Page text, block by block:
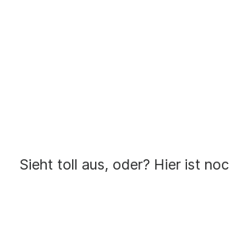
Sieht toll aus, oder? Hier ist